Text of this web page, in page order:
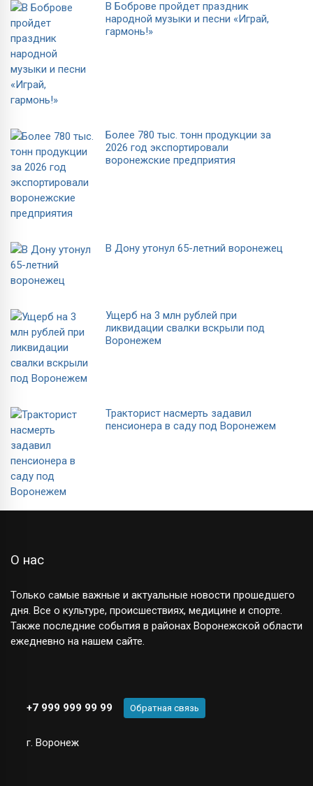
В Боброве пройдет праздник
народной музыки и песни «Играй,
гармонь!»
Более 780 тыс. тонн продукции за
2026 год экспортировали
воронежские предприятия
В Дону утонул 65-летний воронежец
Ущерб на 3 млн рублей при
ликвидации свалки вскрыли под
Воронежем
Тракторист насмерть задавил
пенсионера в саду под Воронежем
О нас
Только самые важные и актуальные новости прошедшего
дня. Все о культуре, происшествиях, медицине и спорте.
Также последние события в районах Воронежской области
ежедневно на нашем сайте.
+7 999 999 99 99 Обратная связь
г. Воронеж